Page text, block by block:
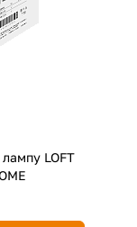
LOFT